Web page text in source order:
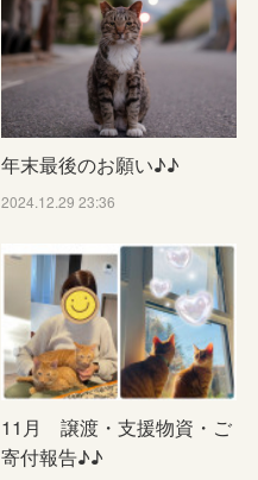
年末最後のお願い♪♪
2024.12.29 23:36
11月 譲渡・支援物資・ご
寄付報告♪♪